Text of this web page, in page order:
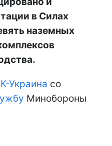
в Силах
наземных
Украина со
Минобороны